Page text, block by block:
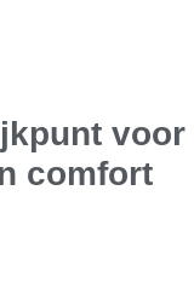
voor
comfort